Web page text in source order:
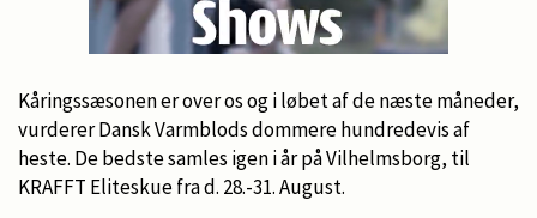
Kåringssæsonen er over os og i løbet af de næste måneder,
vurderer Dansk Varmblods dommere hundredevis af
heste. De bedste samles igen i år på Vilhelmsborg, til
KRAFFT Eliteskue fra d. 28.-31. August.